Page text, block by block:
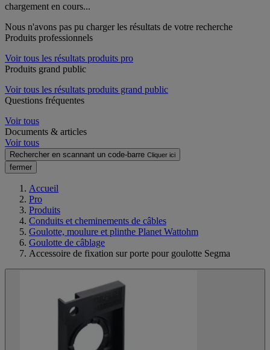
chargement en cours...
Nous n'avons pas pu charger les résultats de votre recherche
Produits professionnels
Voir tous les résultats produits pro
Produits grand public
Voir tous les résultats produits grand public
Questions fréquentes
Voir tous
Documents & articles
Voir tous
Rechercher en scannant un code-barre Cliquer ici
fermer
Accueil
Pro
Produits
Conduits et cheminements de câbles
Goulotte, moulure et plinthe Planet Wattohm
Goulotte de câblage
Accessoire de fixation sur porte pour goulotte Segma